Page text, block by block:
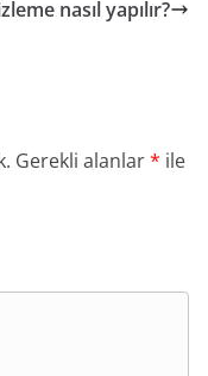
nasıl yapılır?
Gerekli alanlar* ile